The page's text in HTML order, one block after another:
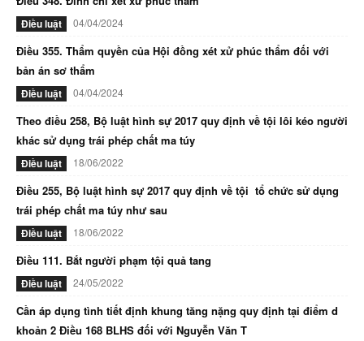
Điều luật 04/04/2024
Điều 355. Thẩm quyền của Hội đồng xét xử phúc thẩm đối với
bản án sơ thẩm
Điều luật 04/04/2024
Theo điều 258, Bộ luật hình sự 2017 quy định về tội lôi kéo người
khác sử dụng trái phép chất ma túy
Điều luật 18/06/2022
Điều 255, Bộ luật hình sự 2017 quy định về tội tổ chức sử dụng
trái phép chất ma túy như sau
Điều luật 18/06/2022
Điều 111. Bắt người phạm tội quả tang
Điều luật 24/05/2022
Cần áp dụng tình tiết định khung tăng nặng quy định tại điểm d
khoản 2 Điều 168 BLHS đối với Nguyễn Văn T